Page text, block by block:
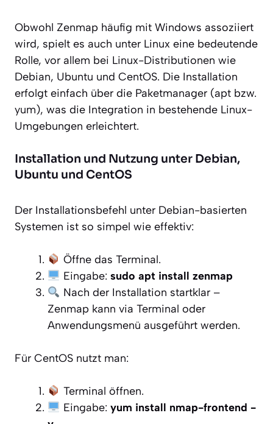
Obwohl Zenmap häufig mit Windows assoziiert
wird, spielt es auch unter Linux eine bedeutende
Rolle, vor allem bei Linux-Distributionen wie
Debian, Ubuntu und CentOS. Die Installation
erfolgt einfach über die Paketmanager (apt bzw.
yum), was die Integration in bestehende Linux-
Umgebungen erleichtert.
Installation und Nutzung unter Debian,
Ubuntu und CentOS
Der Installationsbefehl unter Debian-basierten
Systemen ist so simpel wie effektiv:
Öffne das Terminal.
Eingabe: sudo apt install zenmap
Nach der Installation startklar –
Zenmap kann via Terminal oder
Anwendungsmenü ausgeführt werden.
Für CentOS nutzt man:
Terminal öffnen.
Eingabe: yum install nmap-frontend -